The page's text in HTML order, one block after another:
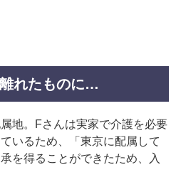
れたものに…
地。Fさんは実家で介護を必要
いるため、「東京に配属して
を得ることができたため、入